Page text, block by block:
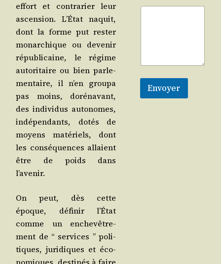
effort et contra­rier leur
ascen­sion. L’É­tat naquit,
dont la forme put res­ter
monar­chique ou deve­nir
répu­bli­caine, le régime
auto­ri­taire ou bien par­le­
men­taire, il n’en grou­pa
pas moins, doré­na­vant,
des indi­vi­dus auto­nomes,
indé­pen­dants, dotés de
moyens maté­riels, dont
les consé­quences allaient
être de poids dans
l’avenir.
On peut, dès cette
époque, défi­nir l’É­tat
comme un enche­vê­tre­
ment de “ ser­vices ” poli­
tiques, juri­diques et éco­
Envoyer